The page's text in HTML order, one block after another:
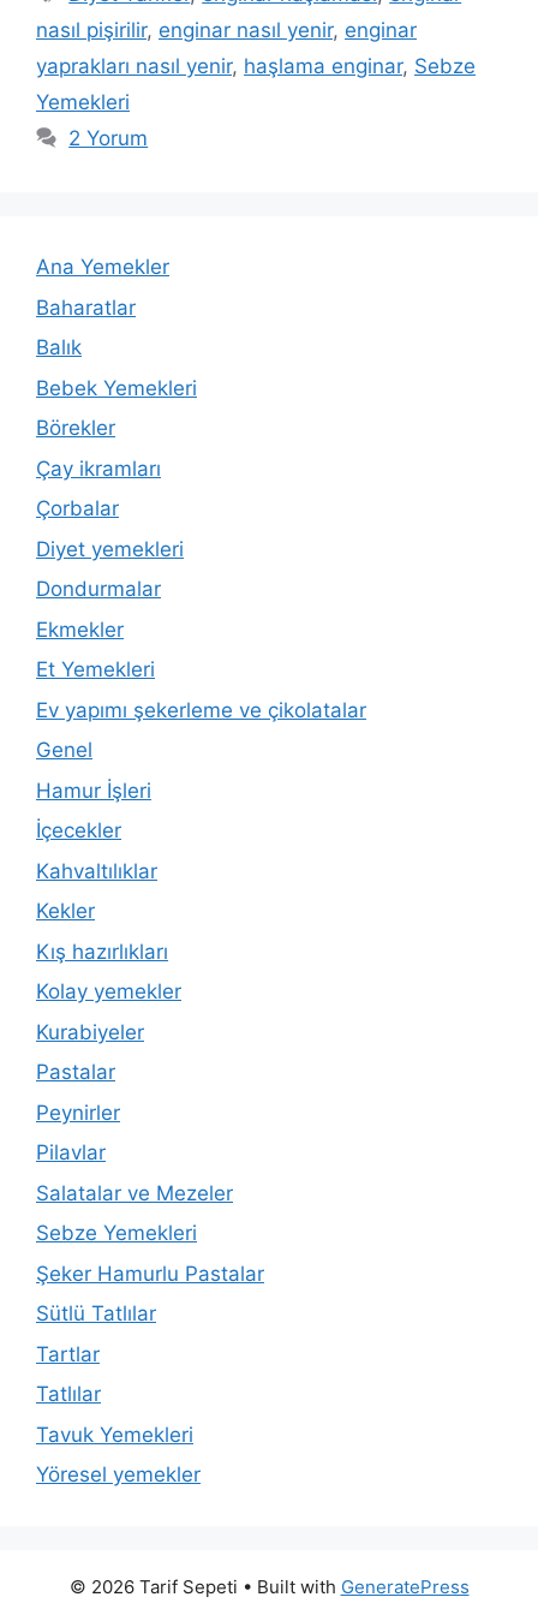
nasıl pişirilir, enginar nasıl yenir, enginar
yaprakları nasıl yenir, haşlama enginar, Sebze
Yemekleri
2 Yorum
Ana Yemekler
Baharatlar
Balık
Bebek Yemekleri
Börekler
Çay ikramları
Çorbalar
Diyet yemekleri
Dondurmalar
Ekmekler
Et Yemekleri
Ev yapımı şekerleme ve çikolatalar
Genel
Hamur İşleri
İçecekler
Kahvaltılıklar
Kekler
Kış hazırlıkları
Kolay yemekler
Kurabiyeler
Pastalar
Peynirler
Pilavlar
Salatalar ve Mezeler
Sebze Yemekleri
Şeker Hamurlu Pastalar
Sütlü Tatlılar
Tartlar
Tatlılar
Tavuk Yemekleri
Yöresel yemekler
© 2026 Tarif Sepeti • Built with GeneratePress